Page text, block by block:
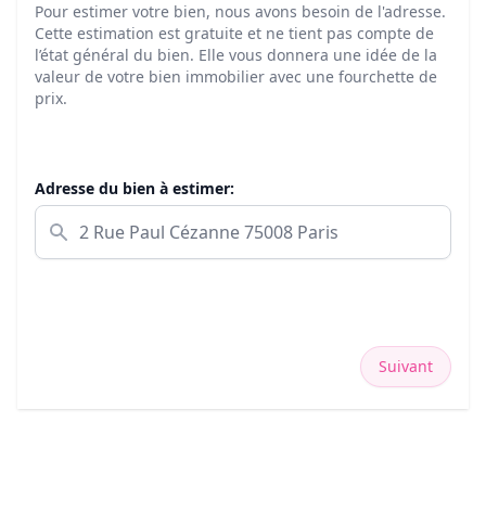
Pour estimer votre bien, nous avons besoin de l'adresse.
Cette estimation est gratuite et ne tient pas compte de
l’état général du bien. Elle vous donnera une idée de la
valeur de votre bien immobilier avec une fourchette de
prix.
Adresse du bien à estimer:
Suivant